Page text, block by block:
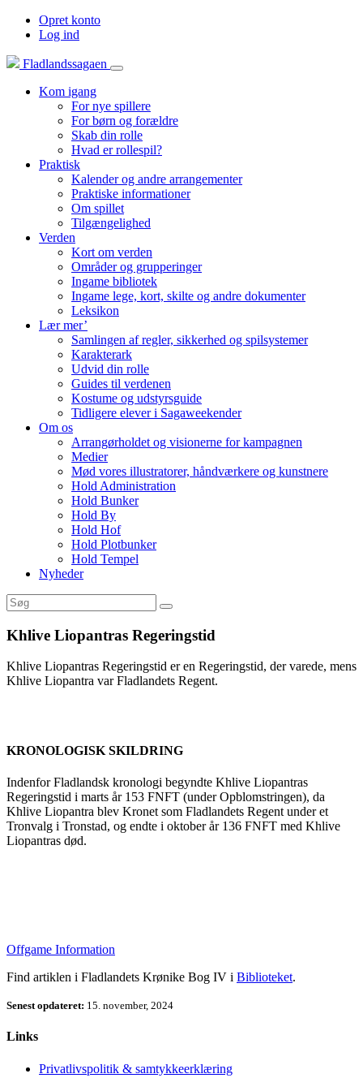
Opret konto
Log ind
Fladlandssagaen
Kom igang
For nye spillere
For børn og forældre
Skab din rolle
Hvad er rollespil?
Praktisk
Kalender og andre arrangementer
Praktiske informationer
Om spillet
Tilgængelighed
Verden
Kort om verden
Områder og grupperinger
Ingame bibliotek
Ingame lege, kort, skilte og andre dokumenter
Leksikon
Lær mer’
Samlingen af regler, sikkerhed og spilsystemer
Karakterark
Udvid din rolle
Guides til verdenen
Kostume og udstyrsguide
Tidligere elever i Sagaweekender
Om os
Arrangørholdet og visionerne for kampagnen
Medier
Mød vores illustratorer, håndværkere og kunstnere
Hold Administration
Hold Bunker
Hold By
Hold Hof
Hold Plotbunker
Hold Tempel
Nyheder
Khlive Liopantras Regeringstid
Khlive Liopantras Regeringstid er en Regeringstid, der varede, mens
Khlive Liopantra var Fladlandets Regent.
KRONOLOGISK SKILDRING
Indenfor Fladlandsk kronologi begyndte Khlive Liopantras
Regeringstid i marts år 153 FNFT (under Opblomstringen), da
Khlive Liopantra blev Kronet som Fladlandets Regent under et
Tronvalg i Tronstad, og endte i oktober år 136 FNFT med Khlive
Liopantras død.
Offgame Information
Find artiklen i Fladlandets Krønike Bog IV i Biblioteket.
Senest opdateret: 15. november, 2024
Links
Privatlivspolitik & samtykkeerklæring